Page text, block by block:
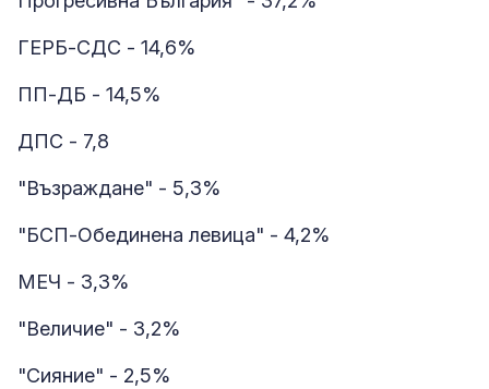
ГЕРБ-СДС - 14,6%
ПП-ДБ - 14,5%
ДПС - 7,8
"Възраждане" - 5,3%
"БСП-Обединена левица" - 4,2%
МЕЧ - 3,3%
"Величие" - 3,2%
"Сияние" - 2,5%